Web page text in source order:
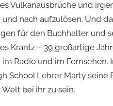
Vulkanausbrüche und
nach aufzulösen. Und
für den Buchhalter und
Krantz – 39 großartige
Radio und im Fernsehen.
School Lehrer Marty seine
bei ihr zu sein.